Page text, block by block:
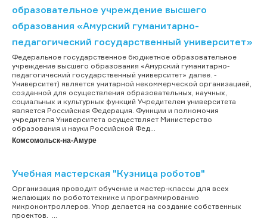
образовательное учреждение высшего
образования «Амурский гуманитарно-
педагогический государственный университет»
Федеральное государственное бюджетное образовательное
учреждение высшего образования «Амурский гуманитарно-
педагогический государственный университет» далее. -
Университет) является унитарной некоммерческой организацией,
созданной для осуществления образовательных, научных,
социальных и культурных функций Учредителем университета
является Российская Федерация. Функции и полномочия
учредителя Университета осуществляет Министерство
образования и науки Российской Фед...
Комсомольск-на-Амуре
Учебная мастерская "Кузница роботов"
Организация проводит обучение и мастер-классы для всех
желающих по робототехнике и программированию
микроконтроллеров. Упор делается на создание собственных
проектов. ...